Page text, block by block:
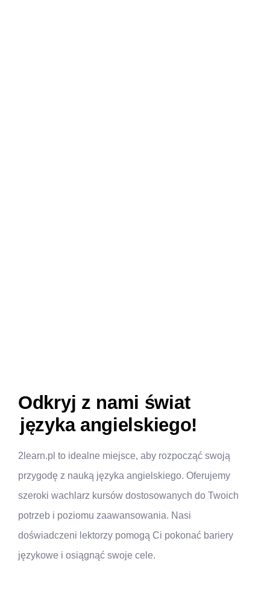
Odkryj z nami świat
języka angielskiego!
2learn.pl to idealne miejsce, aby rozpocząć swoją
przygodę z nauką języka angielskiego. Oferujemy
szeroki wachlarz kursów dostosowanych do Twoich
potrzeb i poziomu zaawansowania. Nasi
doświadczeni lektorzy pomogą Ci pokonać bariery
językowe i osiągnąć swoje cele.